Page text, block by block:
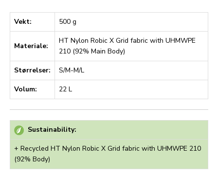
Vekt: 500 g
Materiale:
HT Nylon Robic X Grid fabric with UHMWPE
210 (92% Main Body)
Størrelser: S/M-M/L
Volum: 22 L
Sustainability:
+ Recycled HT Nylon Robic X Grid fabric with UHMWPE 210
(92% Body)